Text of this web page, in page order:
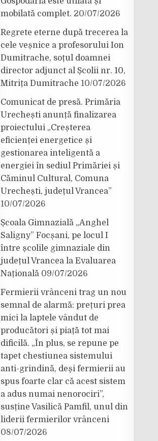
mobilată complet. 20/07/2026
Regrete eterne după trecerea la
cele veșnice a profesorului Ion
Dumitrache, soțul doamnei
director adjunct al Școlii nr. 10,
Mitrița Dumitrache 10/07/2026
Comunicat de presă. Primăria
Urechești anunță finalizarea
proiectului „Creșterea
eficienței energetice și
gestionarea inteligentă a
energiei în sediul Primăriei și
Căminul Cultural, Comuna
Urechești, județul Vrancea”
10/07/2026
Școala Gimnazială „Anghel
Saligny” Focșani, pe locul I
între școlile gimnaziale din
județul Vrancea la Evaluarea
Națională 09/07/2026
Fermierii vrânceni trag un nou
semnal de alarmă: prețuri prea
mici la laptele vândut de
producători și piață tot mai
dificilă. „În plus, se repune pe
tapet chestiunea sistemului
anti-grindină, deși fermierii au
spus foarte clar că acest sistem
a adus numai nenorociri”,
susține Vasilică Pamfil, unul din
liderii fermierilor vrânceni
08/07/2026